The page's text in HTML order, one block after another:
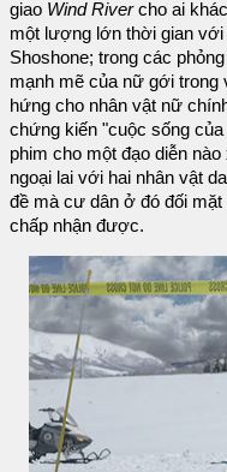
giao Wind Rivercho ai
một lượng lớn thời gian
Shoshone; trong các
mạnh mẽ của nữ gới trong
hứng cho nhân vật nữ
chứng kiến "cuộc sống
phim cho một đạo diễn
ngoại lai với hai nhân vật
đề mà cư dân ở đó đối mặt
chấp nhận được.